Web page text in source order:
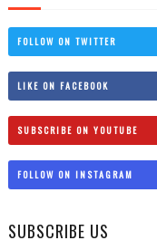
FOLLOW ON TWITTER
LIKE ON FACEBOOK
SUBSCRIBE ON YOUTUBE
FOLLOW ON INSTAGRAM
SUBSCRIBE US